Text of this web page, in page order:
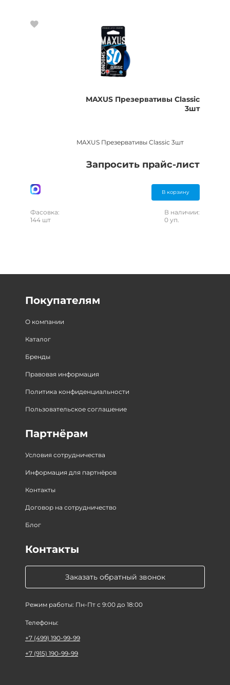
MAXUS Презервативы Classic
3шт
MAXUS Презервативы Classic 3шт
Запросить прайс-лист
В корзину
Фасовка:
144 шт
В наличии:
0 уп.
Покупателям
О компании
Каталог
Бренды
Правовая информация
Политика конфиденциальности
Пользовательское соглашение
Партнёрам
Условия сотрудничества
Информация для партнёров
Контакты
Договор на сотрудничество
Блог
Заказать обратный звонок
Режим работы: Пн-Пт с 9:00 до 18:00
Контакты
Телефоны:
+7 (499) 190-99-99
+7 (915) 190-99-99